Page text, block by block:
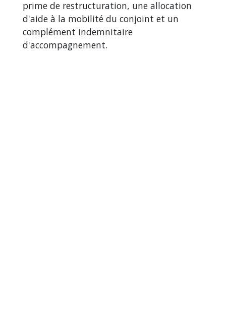
prime de restructuration, une allocation
d'aide à la mobilité du conjoint et un
complément indemnitaire
d'accompagnement.